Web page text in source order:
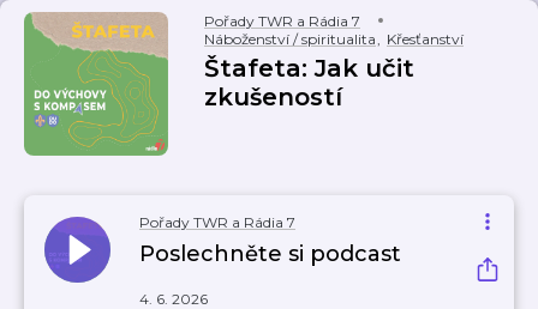
Pořady TWR a Rádia 7
Náboženství / spiritualita, Křesťanství
Štafeta: Jak učit
zkušeností
Pořady TWR a Rádia 7
Poslechněte si podcast
4. 6. 2026